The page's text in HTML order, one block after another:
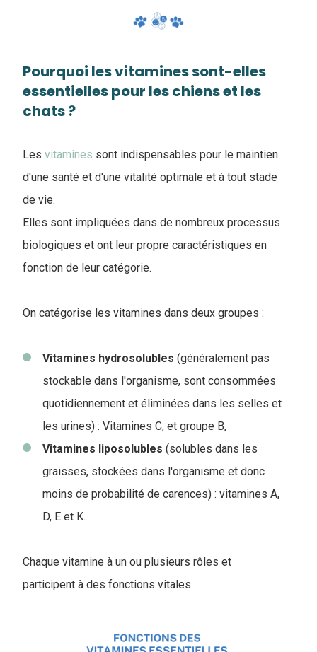
Pourquoi les vitamines sont-elles
essentielles pour les chiens et les
chats ?
Les vitamines sont indispensables pour le maintien
d'une santé et d'une vitalité optimale et à tout stade
de vie.
Elles sont impliquées dans de nombreux processus
biologiques et ont leur propre caractéristiques en
fonction de leur catégorie.
On catégorise les vitamines dans deux groupes :
Vitamines hydrosolubles (généralement pas
stockable dans l'organisme, sont consommées
quotidiennement et éliminées dans les selles et
les urines) : Vitamines C, et groupe B,
Vitamines liposolubles (solubles dans les
graisses, stockées dans l'organisme et donc
moins de probabilité de carences) : vitamines A,
D, E et K.
Chaque vitamine à un ou plusieurs rôles et
participent à des fonctions vitales.